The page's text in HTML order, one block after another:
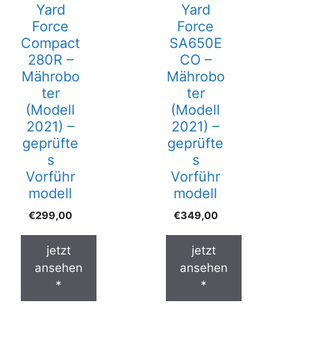
Yard
Force
Compact
280R –
Mährobo
ter
(Modell
2021) –
geprüfte
s
Vorführ
modell
€299,00
jetzt
ansehen
*
Yard
Force
SA650E
CO –
Mährobo
ter
(Modell
2021) –
geprüfte
s
Vorführ
modell
€349,00
jetzt
ansehen
*